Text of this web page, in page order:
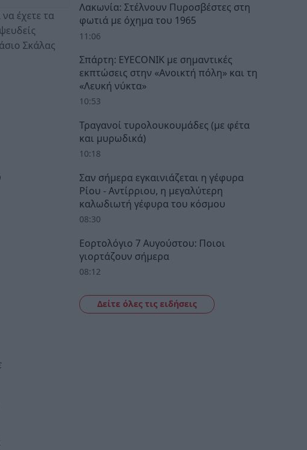
έχετε τα
Σκάλας
Λακωνία: Στέλνουν Πυροσβέστες στη
φωτιά με όχημα του 1965
11:06
Σπάρτη: EYECONIK με σημαντικές
εκπτώσεις στην «Ανοικτή πόλη» και τη
«Λευκή νύκτα»
10:53
Τραγανοί τυρολουκουμάδες (με φέτα
και μυρωδικά)
10:18
Σαν σήμερα εγκαινιάζεται η γέφυρα
Ρίου - Αντίρριου, η μεγαλύτερη
καλωδιωτή γέφυρα του κόσμου
08:30
Εορτολόγιο 7 Αυγούστου: Ποιοι
γιορτάζουν σήμερα
08:12
Δείτε όλες τις ειδήσεις